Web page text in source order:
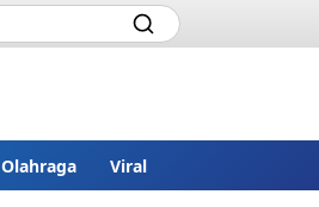
Olahraga Viral